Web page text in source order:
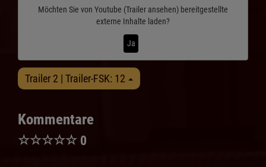
Möchten Sie von Youtube (Trailer ansehen) bereitgestellte
externe Inhalte laden?
Ja
Trailer 2 | Trailer-FSK: 12
Kommentare
☆☆☆☆☆ 0